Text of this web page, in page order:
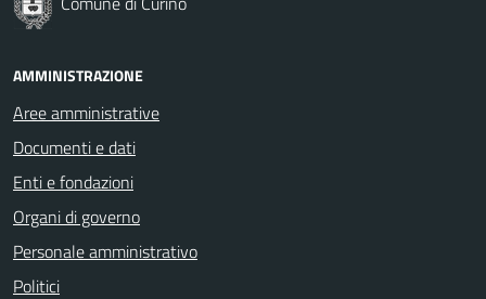
AMMINISTRAZIONE
Aree amministrative
Documenti e dati
Enti e fondazioni
Organi di governo
Personale amministrativo
Politici